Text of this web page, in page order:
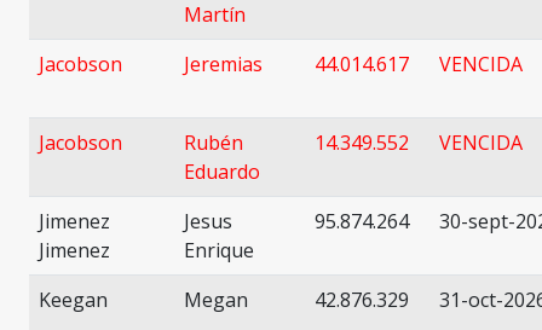
Martín
Jacobson Jeremias 44.014.617 VENCIDA
Jacobson
Rubén
Eduardo
14.349.552 VENCIDA
Jimenez
Jimenez
Jesus
Enrique
95.874.264 30-sept-
Keegan Megan 42.876.329 31-oct-